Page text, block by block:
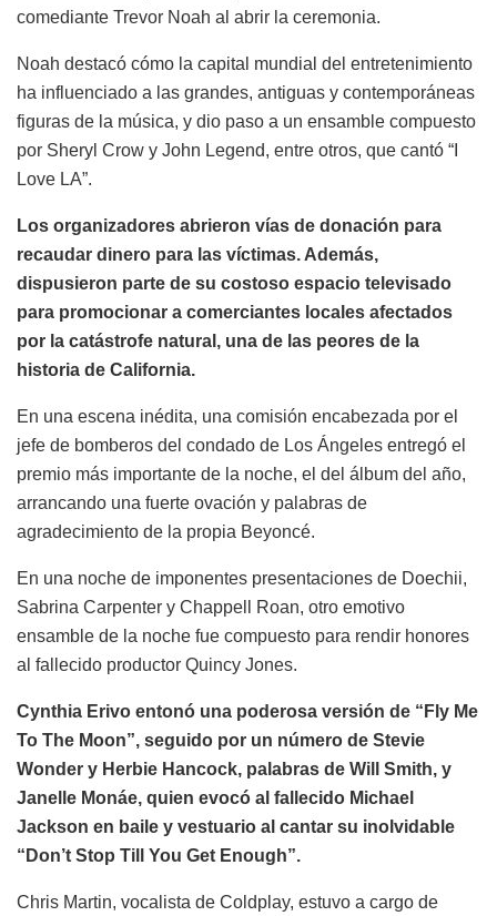
comediante Trevor Noah al abrir la ceremonia.
Noah destacó cómo la capital mundial del entretenimiento
ha influenciado a las grandes, antiguas y contemporáneas
figuras de la música, y dio paso a un ensamble compuesto
por Sheryl Crow y John Legend, entre otros, que cantó “I
Love LA”.
Los organizadores abrieron vías de donación para
recaudar dinero para las víctimas. Además,
dispusieron parte de su costoso espacio televisado
para promocionar a comerciantes locales afectados
por la catástrofe natural, una de las peores de la
historia de California.
En una escena inédita, una comisión encabezada por el
jefe de bomberos del condado de Los Ángeles entregó el
premio más importante de la noche, el del álbum del año,
arrancando una fuerte ovación y palabras de
agradecimiento de la propia Beyoncé.
En una noche de imponentes presentaciones de Doechii,
Sabrina Carpenter y Chappell Roan, otro emotivo
ensamble de la noche fue compuesto para rendir honores
al fallecido productor Quincy Jones.
Cynthia Erivo entonó una poderosa versión de “Fly Me
To The Moon”, seguido por un número de Stevie
Wonder y Herbie Hancock, palabras de Will Smith, y
Janelle Monáe, quien evocó al fallecido Michael
Jackson en baile y vestuario al cantar su inolvidable
“Don’t Stop Till You Get Enough”.
Chris Martin, vocalista de Coldplay, estuvo a cargo de